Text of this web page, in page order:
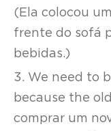
(Ela colocou
frente do sofá
bebidas.)
3. We need to
because the
comprar um